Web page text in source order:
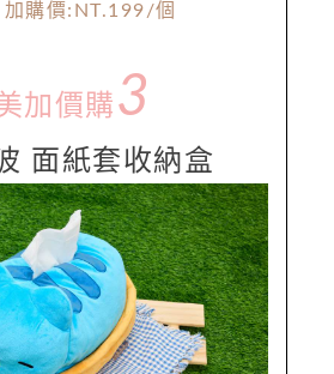
加購價:NT.199/個
加價購 3
面紙套收納盒